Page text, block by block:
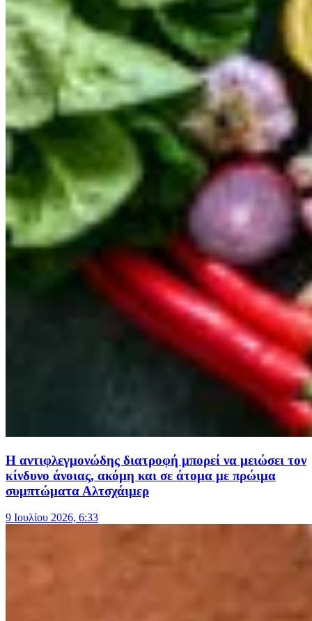
Η αντιφλεγμονώδης διατροφή μπορεί να μειώσει τον
κίνδυνο άνοιας, ακόμη και σε άτομα με πρώιμα
συμπτώματα Αλτσχάιμερ
9 Ιουλίου 2026, 6:33